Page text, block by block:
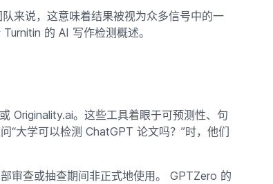
来说，这意味着结果被视为众多信号中的一
的 AI 写作检测概述。
Originality.ai。这些工具着眼于可预测性、句
“大学可以检测 ChatGPT 论文吗？”时，他们
审查或抽查期间非正式地使用。 GPTZero 的